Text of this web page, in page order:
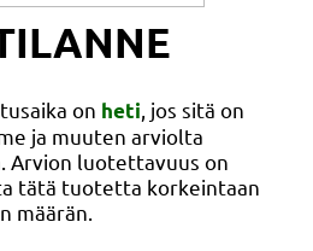
on heti , jos sitä on
ja muuten arviolta
Arvion luotettavuus on
tätä tuotetta korkeintaan
määrän.